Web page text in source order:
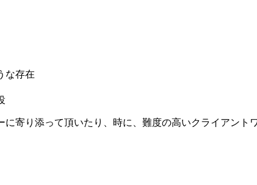
な存在
に寄り添って頂いたり、時に、難度の高いクライアン